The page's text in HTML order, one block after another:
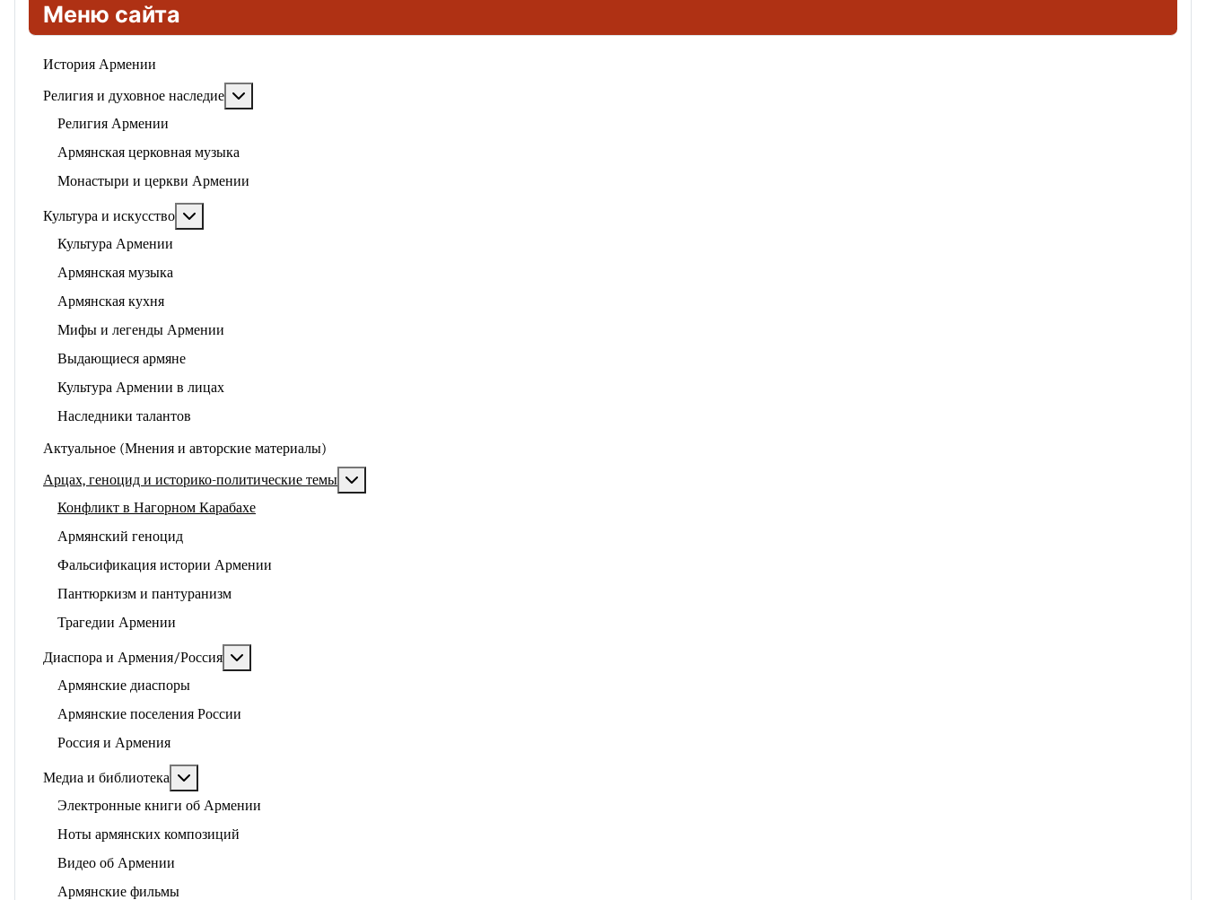
Меню сайта
История Армении
Религия и духовное наследие
Религия Армении
Армянская церковная музыка
Монастыри и церкви Армении
Культура и искусство
Культура Армении
Армянская музыка
Армянская кухня
Мифы и легенды Армении
Выдающиеся армяне
Культура Армении в лицах
Наследники талантов
Актуальное (Мнения и авторские материалы)
Арцах, геноцид и историко-политические темы
Конфликт в Нагорном Карабахе
Армянский геноцид
Фальсификация истории Армении
Пантюркизм и пантуранизм
Трагедии Армении
Диаспора и Армения/Россия
Армянские диаспоры
Армянские поселения России
Россия и Армения
Медиа и библиотека
Электронные книги об Армении
Ноты армянских композиций
Видео об Армении
Армянские фильмы